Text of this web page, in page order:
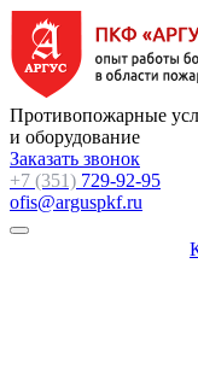
Противопожарные
и оборудование
Заказать звонок
+7 (351) 729-92-95
ofis@arguspkf.ru